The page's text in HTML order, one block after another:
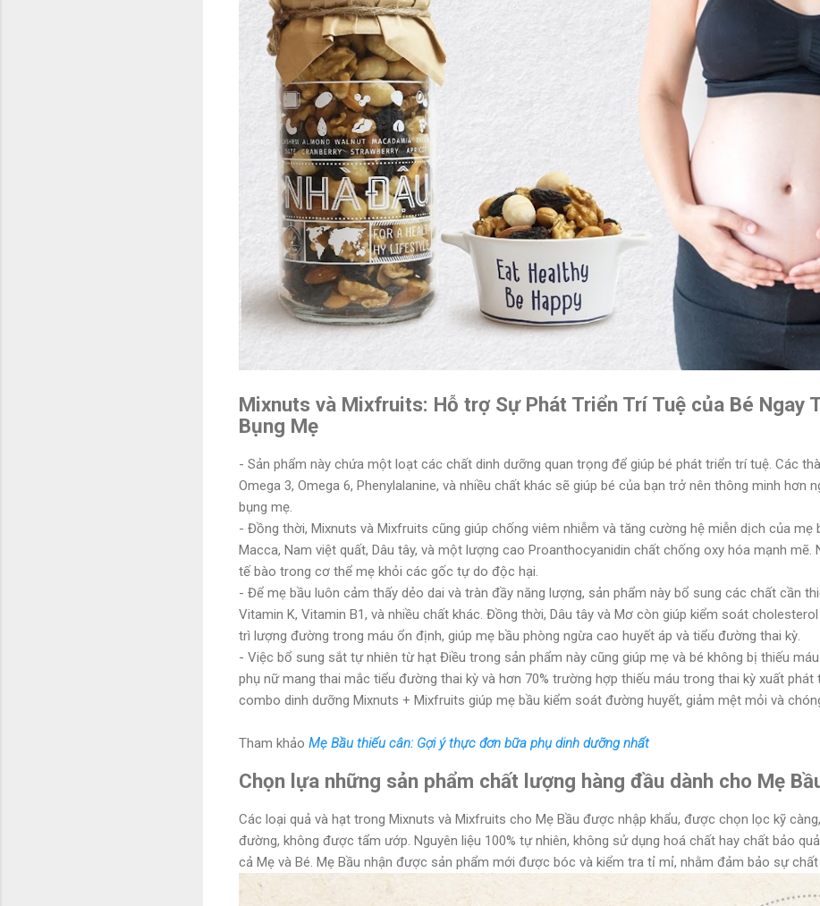
Mixnuts và Mixfruits: Hỗ trợ Sự Phát Triển Trí Tuệ của Bé Ngay
Bụng Mẹ
- Sản phẩm này chứa một loạt các chất dinh dưỡng quan trọng để giúp bé phát triển trí tuệ. Các
Omega 3, Omega 6, Phenylalanine, và nhiều chất khác sẽ giúp bé của bạn trở nên thông minh hơn
bụng mẹ.
- Đồng thời, Mixnuts và Mixfruits cũng giúp chống viêm nhiễm và tăng cường hệ miễn dịch của mẹ
Macca, Nam việt quất, Dâu tây, và một lượng cao Proanthocyanidin chất chống oxy hóa mạnh mẽ.
tế bào trong cơ thể mẹ khỏi các gốc tự do độc hại.
- Để mẹ bầu luôn cảm thấy dẻo dai và tràn đầy năng lượng, sản phẩm này bổ sung các chất cần
Vitamin K, Vitamin B1, và nhiều chất khác. Đồng thời, Dâu tây và Mơ còn giúp kiểm soát
trì lượng đường trong máu ổn định, giúp mẹ bầu phòng ngừa cao huyết áp và tiểu đường thai kỳ.
- Việc bổ sung sắt tự nhiên từ hạt Điều trong sản phẩm này cũng giúp mẹ và bé không bị thiếu
phụ nữ mang thai mắc tiểu đường thai kỳ và hơn 70% trường hợp thiếu máu trong thai kỳ xuất phát
combo dinh dưỡng Mixnuts + Mixfruits giúp mẹ bầu kiểm soát đường huyết, giảm mệt mỏi và
Tham khảo Mẹ Bầu thiếu cân: Gợi ý thực đơn bữa phụ dinh dưỡng nhất
Chọn lựa những sản phẩm chất lượng hàng đầu dành cho Mẹ
Các loại quả và hạt trong Mixnuts và Mixfruits cho Mẹ Bầu được nhập khẩu, được chọn lọc kỹ
đường, không được tẩm ướp. Nguyên liệu 100% tự nhiên, không sử dụng hoá chất hay chất bảo
cả Mẹ và Bé. Mẹ Bầu nhận được sản phẩm mới được bóc và kiểm tra tỉ mỉ, nhằm đảm bảo sự